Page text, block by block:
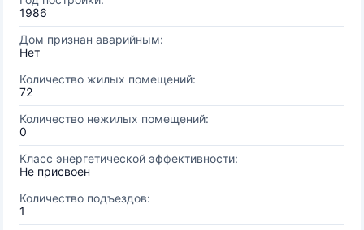
1986
Дом признан аварийным:
Нет
Количество жилых помещений:
72
Количество нежилых помещений:
0
Класс энергетической эффективности:
Не присвоен
Количество подъездов:
1